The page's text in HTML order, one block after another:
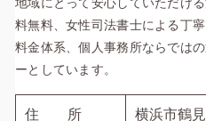
地域にとって安心していただけ
料無料、女性司法書士による丁
料金体系、個人事務所ならでは
ーとしています。
住 所 横浜市鶴